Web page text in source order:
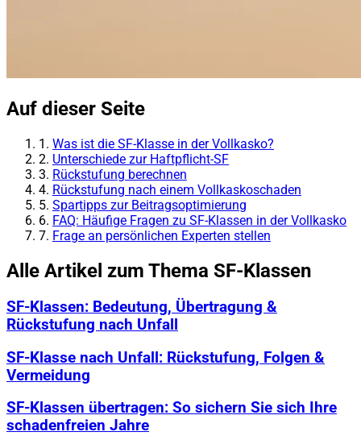
Auf dieser Seite
1. Was ist die SF-Klasse in der Vollkasko?
2. Unterschiede zur Haftpflicht-SF
3. Rückstufung berechnen
4. Rückstufung nach einem Vollkaskoschaden
5. Spartipps zur Beitragsoptimierung
6. FAQ: Häufige Fragen zu SF-Klassen in der Vollkasko
7. Frage an persönlichen Experten stellen
Alle Artikel zum Thema SF-Klassen
SF-Klassen: Bedeutung, Übertragung &
Rückstufung nach Unfall
SF-Klasse nach Unfall: Rückstufung, Folgen &
Vermeidung
SF-Klassen übertragen: So sichern Sie sich Ihre
schadenfreien Jahre